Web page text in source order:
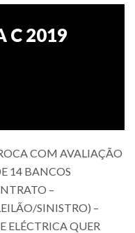
C 2019
COM AVALIAÇÃO
14 BANCOS
–
SINISTRO) –
ELÉCTRICA QUER